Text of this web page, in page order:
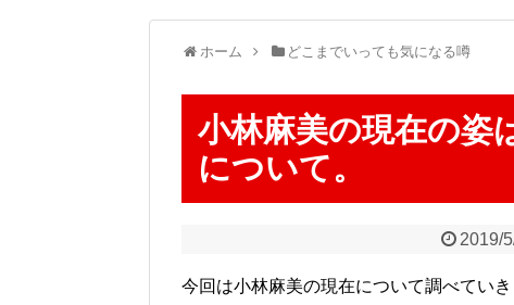
ホーム どこまでいっても気になる噂
小林麻美の現在の姿
について。
2019/
今回は小林麻美の現在について調べてい